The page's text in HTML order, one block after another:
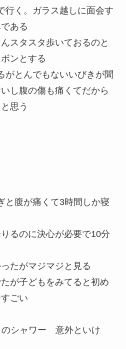
行く。ガラス越しに面会す
ある
スタスタ歩いておるのと
ンとする
がとんでもないいびきが聞
し腹の傷も痛くてだから
思う
と腹が痛くて3時間しか寝
るのに決心が必要で10分
たがマジマジと見る
が子どもをみてると初め
ごい
のシャワー 意外といけ